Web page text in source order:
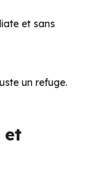
et sans
un refuge.
et